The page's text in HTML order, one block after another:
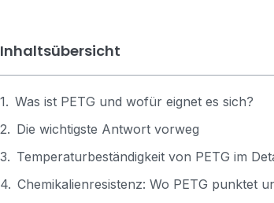
Inhaltsübersicht
Was ist PETG und wofür eignet es sich?
Die wichtigste Antwort vorweg
Temperaturbeständigkeit von PETG im
Chemikalienresistenz: Wo PETG punktet